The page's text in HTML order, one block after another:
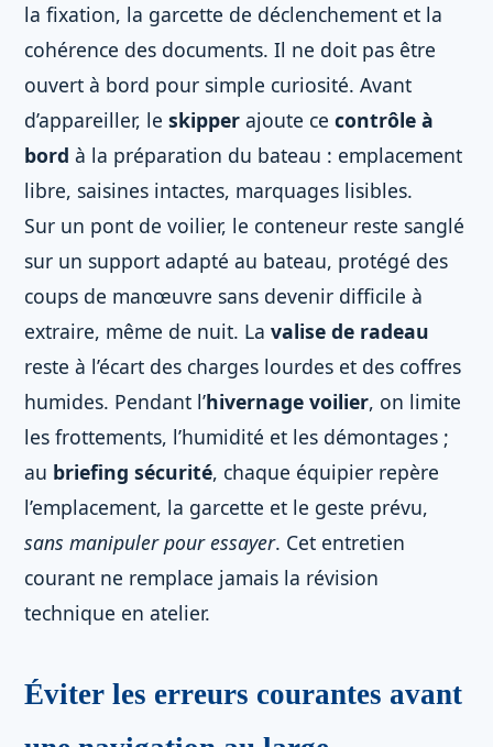
la fixation, la garcette de déclenchement et la
cohérence des documents. Il ne doit pas être
ouvert à bord pour simple curiosité. Avant
d’appareiller, le skipper ajoute ce contrôle à
bord à la préparation du bateau : emplacement
libre, saisines intactes, marquages lisibles.
Sur un pont de voilier, le conteneur reste sanglé
sur un support adapté au bateau, protégé des
coups de manœuvre sans devenir difficile à
extraire, même de nuit. La valise de radeau
reste à l’écart des charges lourdes et des coffres
humides. Pendant l’hivernage voilier, on limite
les frottements, l’humidité et les démontages ;
au briefing sécurité, chaque équipier repère
l’emplacement, la garcette et le geste prévu,
sans manipuler pour essayer. Cet entretien
courant ne remplace jamais la révision
technique en atelier.
Éviter les erreurs courantes avant